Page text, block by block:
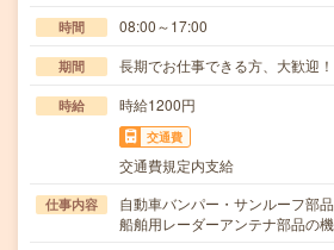
時間 08:00～17:00
期間 長期でお仕事できる方、大歓迎！
時給 時給1200円
交通費
交通費規定内支給
仕事内容
自動車バンパー・サンルーフ部
船舶用レーダーアンテナ部品の